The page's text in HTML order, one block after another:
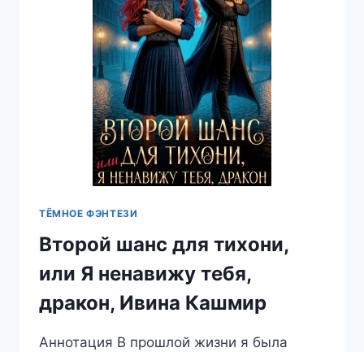
ТЁМНОЕ ФЭНТЕЗИ
Второй шанс для тихони,
или Я ненавижу тебя,
дракон, Ивина Кашмир
Аннотация В прошлой жизни я была